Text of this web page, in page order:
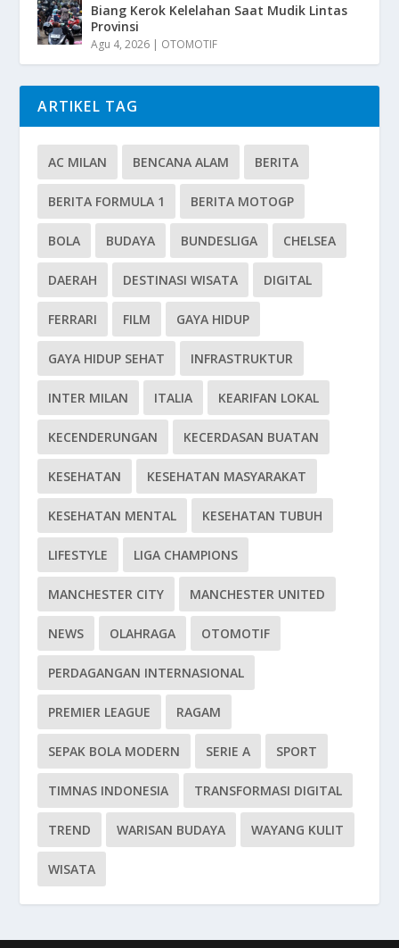
Biang Kerok Kelelahan Saat Mudik Lintas
Provinsi
Agu 4, 2026 | OTOMOTIF
ARTIKEL TAG
AC MILAN BENCANA ALAM BERITA
BERITA FORMULA 1 BERITA MOTOGP
BOLA BUDAYA BUNDESLIGA CHELSEA
DAERAH DESTINASI WISATA DIGITAL
FERRARI FILM GAYA HIDUP
GAYA HIDUP SEHAT INFRASTRUKTUR
INTER MILAN ITALIA KEARIFAN LOKAL
KECENDERUNGAN KECERDASAN BUATAN
KESEHATAN KESEHATAN MASYARAKAT
KESEHATAN MENTAL KESEHATAN TUBUH
LIFESTYLE LIGA CHAMPIONS
MANCHESTER CITY MANCHESTER UNITED
NEWS OLAHRAGA OTOMOTIF
PERDAGANGAN INTERNASIONAL
PREMIER LEAGUE RAGAM
SEPAK BOLA MODERN SERIE A SPORT
TIMNAS INDONESIA TRANSFORMASI DIGITAL
TREND WARISAN BUDAYA WAYANG KULIT
WISATA